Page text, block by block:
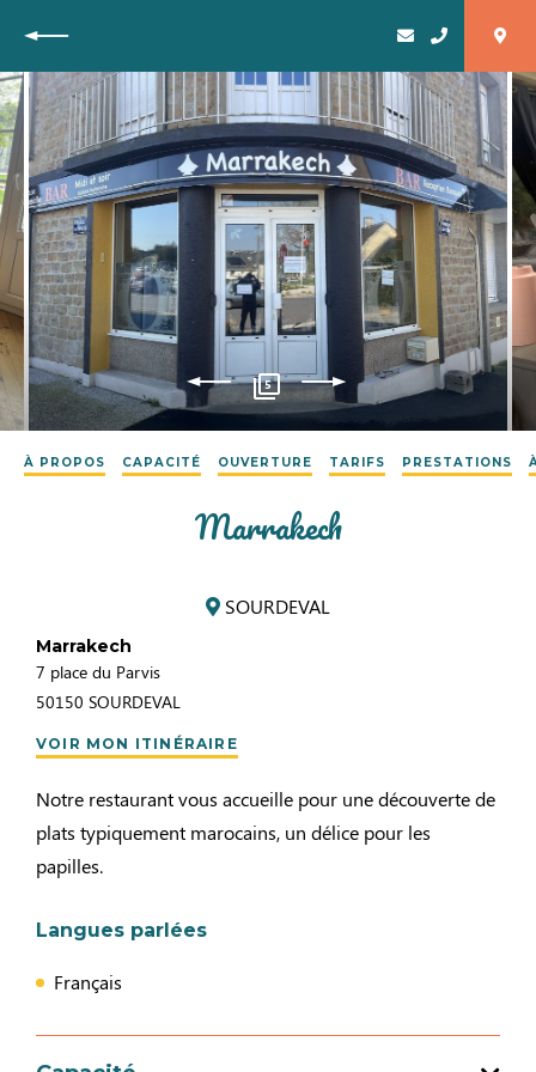
Retour
5
À PROPOS CAPACITÉ OUVERTURE TARIFS PRESTATIONS
Marrakech
SOURDEVAL
Marrakech
7 place du Parvis
50150 SOURDEVAL
VOIR MON ITINÉRAIRE
Notre restaurant vous accueille pour une découverte de
plats typiquement marocains, un délice pour les
papilles.
Langues parlées
Français